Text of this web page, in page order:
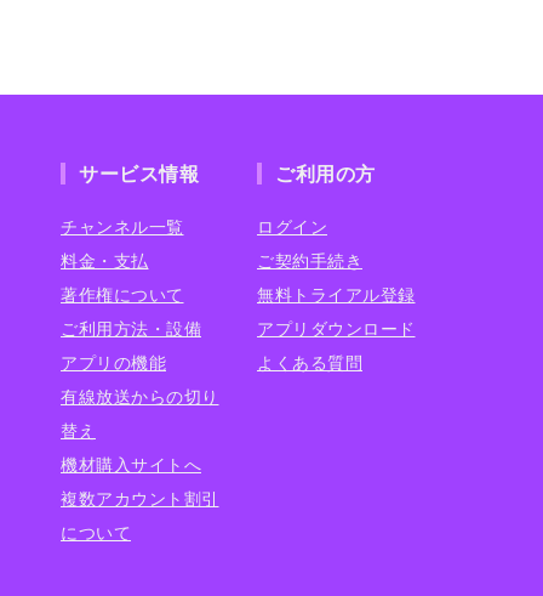
サービス情報
チャンネル一覧
料金・支払
著作権について
ご利用方法・設備
アプリの機能
有線放送からの切り
替え
機材購入サイトへ
複数アカウント割引
について
ご利用の方
ログイン
ご契約手続き
無料トライアル登録
アプリダウンロード
よくある質問